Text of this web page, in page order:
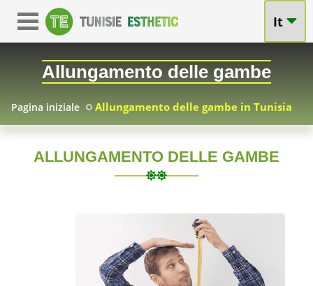
It
Allungamento delle gambe
Pagina iniziale Allungamento delle gambe in Tunisia
Allungamento
ALLUNGAMENTO DELLE GAMBE